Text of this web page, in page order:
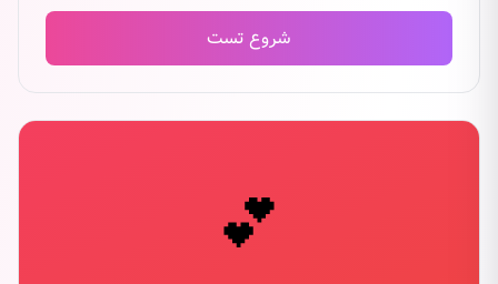
شروع تست
💕